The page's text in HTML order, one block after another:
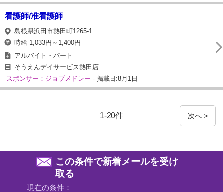
看護師/准看護師
島根県浜田市熱田町1265-1
時給 1,033円～1,400円
アルバイト・パート
そうえんデイサービス熱田店
スポンサー：ジョブメドレー - 掲載日:8月1日
1-20件 次へ >
この条件で新着メールを受け
取る
現在の条件：